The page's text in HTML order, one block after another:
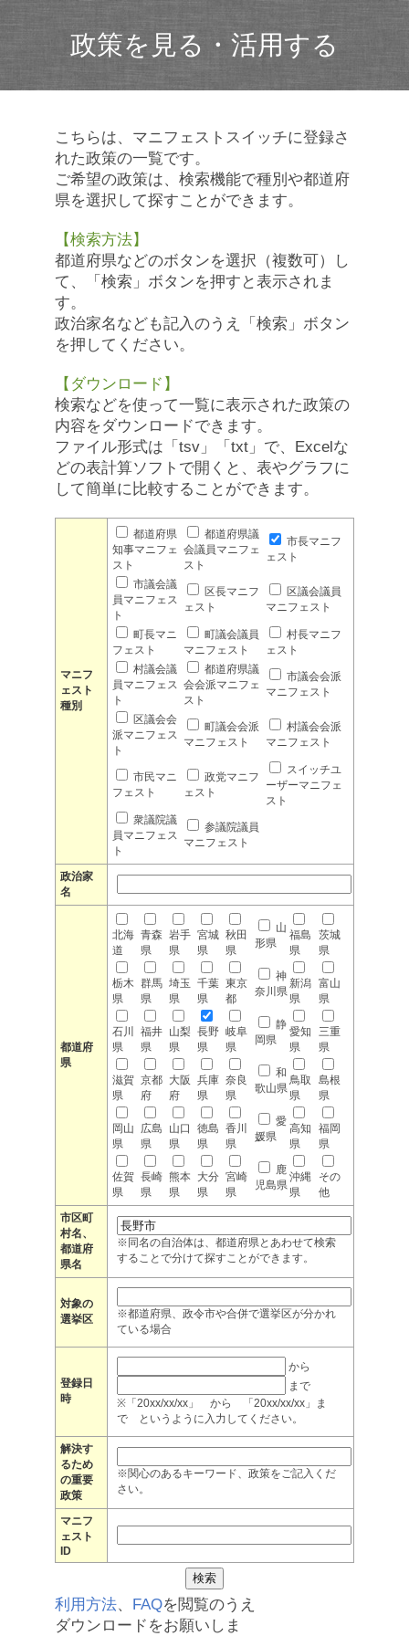
政策を見る・活用する
こちらは、マニフェストスイッチに登録さ
れた政策の一覧です。
ご希望の政策は、検索機能で種別や都道府
県を選択して探すことができます。
【検索方法】
都道府県などのボタンを選択（複数可）し
て、「検索」ボタンを押すと表示されま
す。
政治家名なども記入のうえ「検索」ボタン
を押してください。
【ダウンロード】
検索などを使って一覧に表示された政策の
内容をダウンロードできます。
ファイル形式は「tsv」「txt」で、Excelな
どの表計算ソフトで開くと、表やグラフに
して簡単に比較することができます。
マニフ
ェスト
種別
都道府県
知事マニフェ
スト
都道府県議
会議員マニフェ
スト
市長マニフ
ェスト
市議会議
員マニフェス
ト
区長マニフ
ェスト
区議会議員
マニフェスト
町長マニ
フェスト
町議会議員
マニフェスト
村長マニフ
ェスト
村議会議
員マニフェス
ト
都道府県議
会会派マニフェ
スト
市議会会派
マニフェスト
区議会会
派マニフェス
ト
町議会会派
マニフェスト
村議会会派
マニフェスト
市民マニ
フェスト
政党マニフ
ェスト
スイッチユ
ーザーマニフェ
スト
衆議院議
員マニフェス
ト
参議院議員
マニフェスト
政治家
名
都道府
県
北海
道
青森
県
岩手
県
宮城
県
秋田
県
山
形県
福島
県
茨城
県
栃木
県
群馬
県
埼玉
県
千葉
県
東京
都
神
奈川県
新潟
県
富山
県
石川
県
福井
県
山梨
県
長野
県
岐阜
県
静
岡県
愛知
県
三重
県
滋賀
県
京都
府
大阪
府
兵庫
県
奈良
県
和
歌山県
鳥取
県
島根
県
岡山
県
広島
県
山口
県
徳島
県
香川
県
愛
媛県
高知
県
福岡
県
佐賀
県
長崎
県
熊本
県
大分
県
宮崎
県
鹿
児島県
沖縄
県
その
他
市区町
村名、
都道府
県名
※同名の自治体は、都道府県とあわせて検索
することで分けて探すことができます。
対象の
選挙区
※都道府県、政令市や合併で選挙区が分かれ
ている場合
登録日
時
から
まで
※「20xx/xx/xx」 から 「20xx/xx/xx」ま
で というように入力してください。
解決す
るため
の重要
政策
※関心のあるキーワード、政策をご記入くだ
さい。
マニフ
ェスト
ID
利用方法、 FAQを閲覧のうえ
ダウンロードをお願いしま